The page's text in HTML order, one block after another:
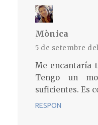
Mònica
5 de setembre del
Me encantaría
Tengo un
suficientes. Es
RESPON